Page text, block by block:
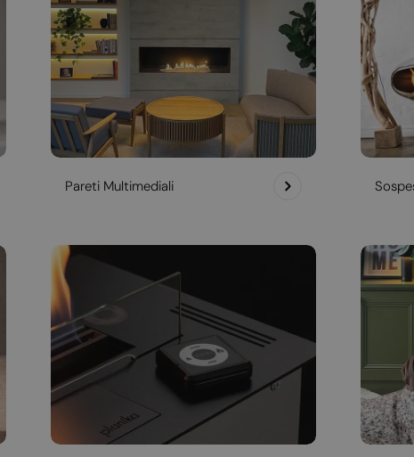
Pareti Multimediali